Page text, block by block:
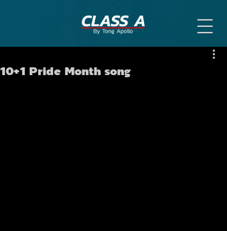
10+1 Pride Month song